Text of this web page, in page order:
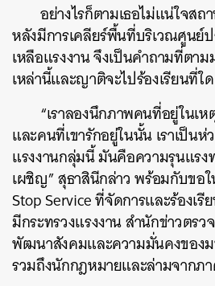
อย่างไรก็ตามเธอไม่แน่ใจส
หลังมีการเคลียร์พื้นที่บริเวณศูนย์
เหลือแรงงาน จึงเป็นคำถามที่ตา
เหล่านี้และญาติจะไปร้องเรียนที่ใด
“เราลองนึกภาพคนที่อยู่ในเ
และคนที่เขารักอยู่ในนั้น เราเป็นห่
แรงงานกลุ่มนี้ มันคือความรุนแรง
เผชิญ” สุธาสินีกล่าว พร้อมกับขอ
Stop Service ที่จัดการและร้องเ
มีกระทรวงแรงงาน สำนักข่าวตรว
พัฒนาสังคมและความมั่นคงของ
รวมถึงนักกฎหมายและล่ามจากภ